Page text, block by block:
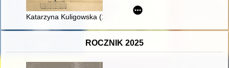
Katarzyna Kuligowska (1957-2024) : garść wspomnień
ROCZNIK 2025